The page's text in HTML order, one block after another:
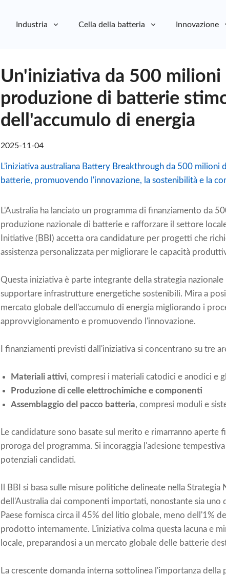
Industria Cella della batteria Innovazione
Un'iniziativa da 500 milioni
produzione di batterie
dell'accumulo di energia
2025-11-04
L'iniziativa australiana Battery Breakthrough da 500
batterie, promuovendo l'innovazione, la sostenibilità e la
L'Australia ha lanciato un programma di finanziamento da
produzione nazionale di batterie e rafforzare il settore
Initiative (BBI) accetta ora candidature per progetti che
assistenza personalizzata per migliorare le capacità
Questa iniziativa è parte integrante della strategia
supportare infrastrutture energetiche sostenibili. Mira a
mercato globale dell'accumulo di energia migliorando i
approvvigionamento e promuovendo l'innovazione.
I finanziamenti previsti dall'iniziativa si concentrano su tre
Materiali attivi, compresi i materiali catodici e anodici e
Produzione di celle elettrochimiche e componenti
Assemblaggio del pacco batteria, compresi moduli e
Le candidature sono basate sul merito e rimarranno
proroga del programma. Si incoraggia l'adesione
potenziali candidati.
Il BBI si basa sulle misure politiche delineate nella
dell'Australia dai componenti importati, nonostante sia
Paese fornisca circa il 45% del litio globale, meno dell'1%
prodotto internamente. L'iniziativa colma questa lacuna e
locale, preparandosi a un mercato globale delle batterie
La crescente domanda interna sottolinea l'importanza